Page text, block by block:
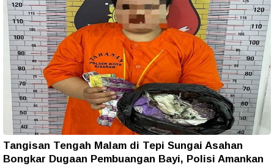
Tangisan Tengah Malam di Tepi Sungai Asahan
Bongkar Dugaan Pembuangan Bayi, Polisi Amankan